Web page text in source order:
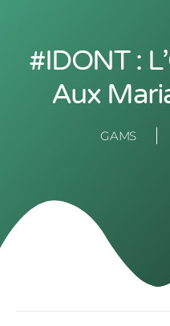
#IDONT :
Aux
GAMS